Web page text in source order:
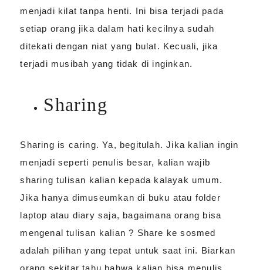
menjadi kilat tanpa henti. Ini bisa terjadi pada
setiap orang jika dalam hati kecilnya sudah
ditekati dengan niat yang bulat. Kecuali, jika
terjadi musibah yang tidak di inginkan.
Sharing
Sharing is caring. Ya, begitulah. Jika kalian ingin
menjadi seperti penulis besar, kalian wajib
sharing tulisan kalian kepada kalayak umum.
Jika hanya dimuseumkan di buku atau folder
laptop atau diary saja, bagaimana orang bisa
mengenal tulisan kalian ? Share ke sosmed
adalah pilihan yang tepat untuk saat ini. Biarkan